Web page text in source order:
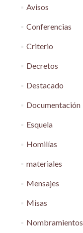
Avisos
Conferencias
Criterio
Decretos
Destacado
Documentación
Esquela
Homilías
materiales
Mensajes
Misas
Nombramientos